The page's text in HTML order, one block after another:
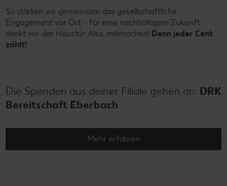
So stärken wir gemeinsam das gesellschaftliche
Engagement vor Ort – für eine nachhaltigere Zukunft
direkt vor der Haustür. Also, mitmachen! Denn jeder Cent
zählt!
Die Spenden aus deiner Filiale gehen an: DRK
Bereitschaft Eberbach
Mehr erfahren